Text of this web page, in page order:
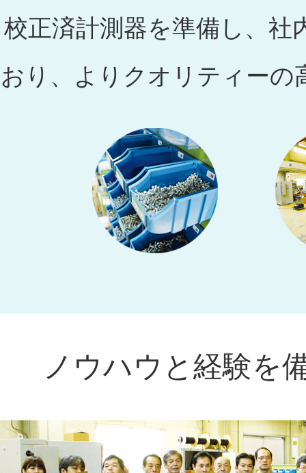
校正済計測器を準備し、社
おり、よりクオリティーの
ノウハウと経験を